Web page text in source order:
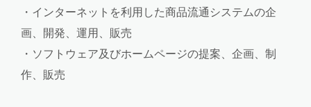
・インターネットを利用した商品流通システムの企
画、開発、運用、販売
・ソフトウェア及びホームページの提案、企画、制
作、販売